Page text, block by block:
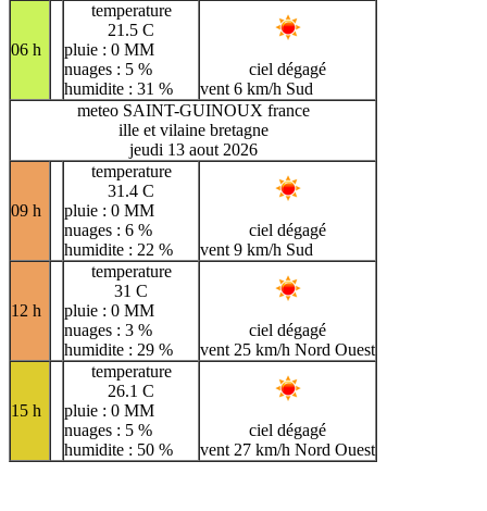
06 h
temperature
21.5 C
pluie : 0 MM
nuages : 5 %
humidite : 31 %
ciel dégagé
vent 6 km/h Sud
meteo SAINT-GUINOUX france
ille et vilaine bretagne
jeudi 13 aout 2026
09 h
temperature
31.4 C
pluie : 0 MM
nuages : 6 %
humidite : 22 %
ciel dégagé
vent 9 km/h Sud
12 h
temperature
31 C
pluie : 0 MM
nuages : 3 %
humidite : 29 %
ciel dégagé
vent 25 km/h Nord Ouest
15 h
temperature
26.1 C
pluie : 0 MM
nuages : 5 %
humidite : 50 %
ciel dégagé
vent 27 km/h Nord Ouest